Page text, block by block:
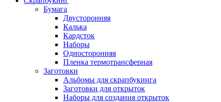
Бумага
Двусторонняя
Калька
Кардсток
Наборы
Односторонняя
Пленка термотрансферная
Заготовки
Альбомы для скрапбукинга
Заготовки для открыток
Наборы для создания открыток